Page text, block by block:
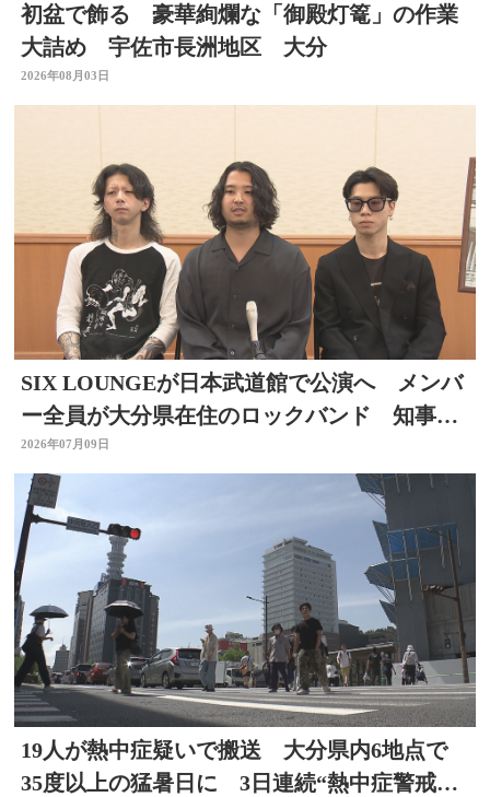
初盆で飾る 豪華絢爛な「御殿灯篭」の作業
大詰め 宇佐市長洲地区 大分
2026年08月03日
SIX LOUNGEが日本武道館で公演へ メンバ
ー全員が大分県在住のロックバンド 知事を
表敬
2026年07月09日
19人が熱中症疑いで搬送 大分県内6地点で
35度以上の猛暑日に 3日連続“熱中症警戒ア